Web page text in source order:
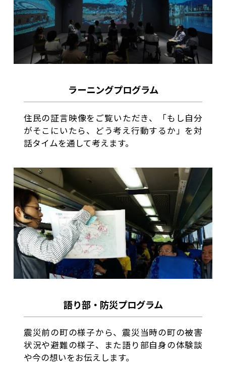
ラーニングプログラム
住民の証言映像をご覧いただき、「もし自分
がそこにいたら、どう考え行動するか」を対
話タイムを通して考えます。
語り部・防災プログラム
震災前の町の様子から、震災当時の町の被害
状況や避難の様子、また語り部自身の体験談
や今の想いをお伝えします。